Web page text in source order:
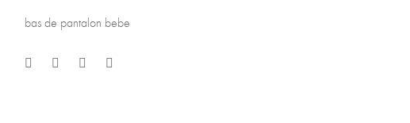
bas de pantalon bebe